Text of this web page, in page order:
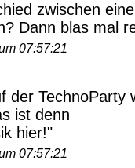
zwischen
Dann blas mal
07:57:21
der TechnoParty
ist denn
hier!"
07:57:21